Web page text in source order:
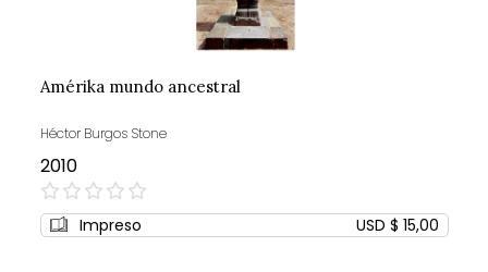
Amérika mundo ancestral
Héctor Burgos Stone
2010
0%
Impreso USD $ 15,00